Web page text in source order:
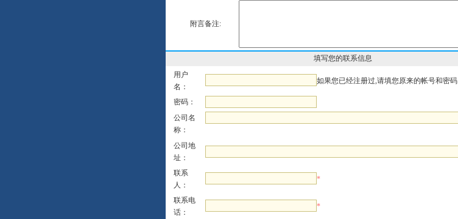
附言备注:
填写您的联系信息
用户
名：
如果您已经注册过,请填您原来的帐号和密码
密码：
公司名
称：
公司地
址：
联系
人：
*
联系电
话：
*